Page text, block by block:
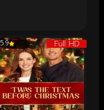
Full HD
5.9